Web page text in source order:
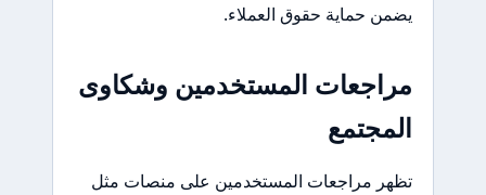
يضمن حماية حقوق العملاء.
مراجعات المستخدمين وشكاوى
المجتمع
تظهر مراجعات المستخدمين على منصات مثل